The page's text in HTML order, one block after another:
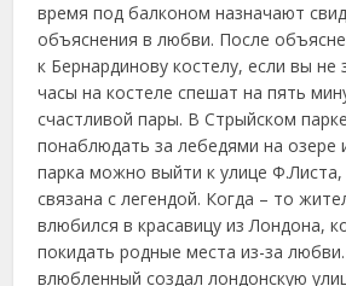
время под балконом назначают
объяснения в любви. После
к Бернардинову костелу, если вы не
часы на костеле спешат на пять
счастливой пары. В Стрыйском
понаблюдать за лебедями на озере
парка можно выйти к улице
связана с легендой. Когда – то
влюбился в красавицу из Лондона,
покидать родные места из-за
влюбленный создал лондонскую